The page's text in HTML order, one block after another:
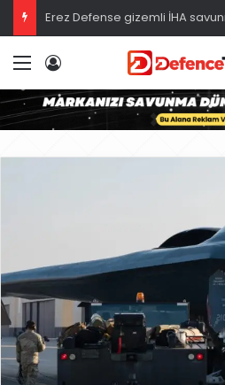
Erez Defense gizemli İHA
Menü